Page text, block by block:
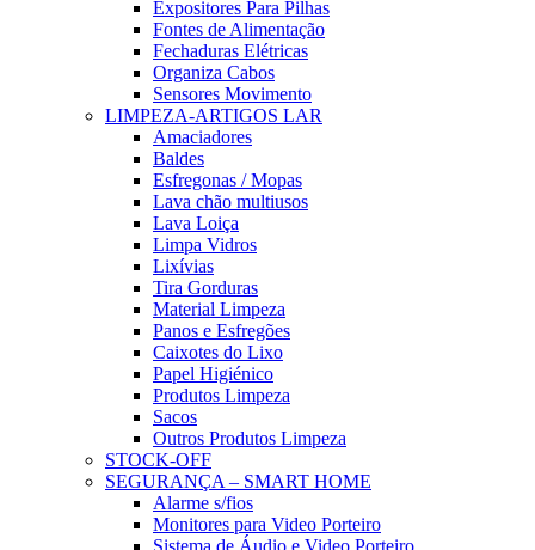
Expositores Para Pilhas
Fontes de Alimentação
Fechaduras Elétricas
Organiza Cabos
Sensores Movimento
LIMPEZA-ARTIGOS LAR
Amaciadores
Baldes
Esfregonas / Mopas
Lava chão multiusos
Lava Loiça
Limpa Vidros
Lixívias
Tira Gorduras
Material Limpeza
Panos e Esfregões
Caixotes do Lixo
Papel Higiénico
Produtos Limpeza
Sacos
Outros Produtos Limpeza
STOCK-OFF
SEGURANÇA – SMART HOME
Alarme s/fios
Monitores para Video Porteiro
Sistema de Áudio e Video Porteiro